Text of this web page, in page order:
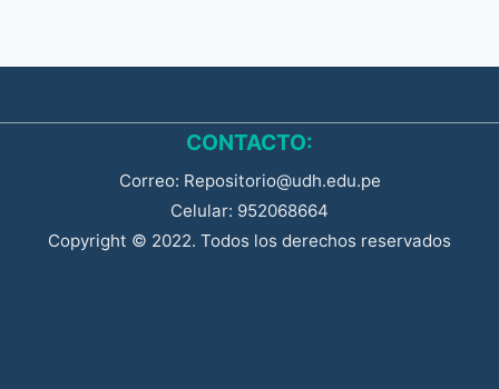
CONTACTO:
Correo: Repositorio@udh.edu.pe
Celular: 952068664
Copyright © 2022. Todos los derechos reservados